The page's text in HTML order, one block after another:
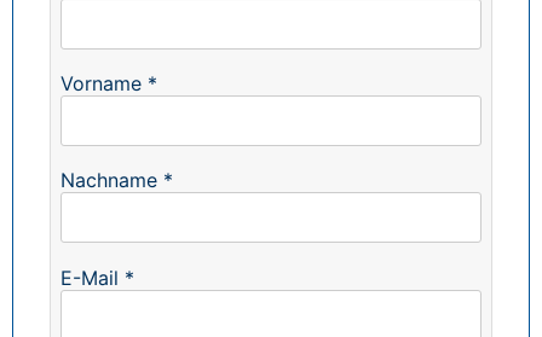
Vorname *
Nachname *
E-Mail *